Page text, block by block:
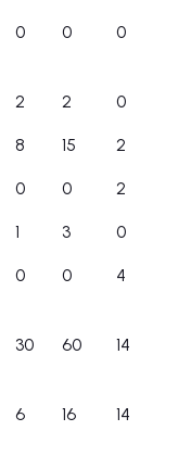
0 0 0
2 2 0
8 15 2
0 0 2
1 3 0
0 0 4
30 60 14
6 16 14